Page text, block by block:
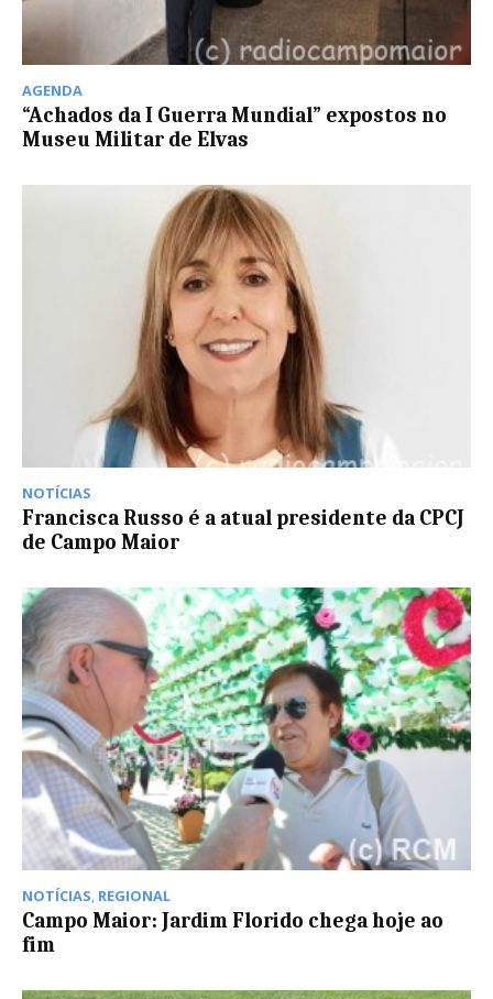
AGENDA
“Achados da I Guerra Mundial” expostos no
Museu Militar de Elvas
NOTÍCIAS
Francisca Russo é a atual presidente da CPCJ
de Campo Maior
NOTÍCIAS, REGIONAL
Campo Maior: Jardim Florido chega hoje ao
fim